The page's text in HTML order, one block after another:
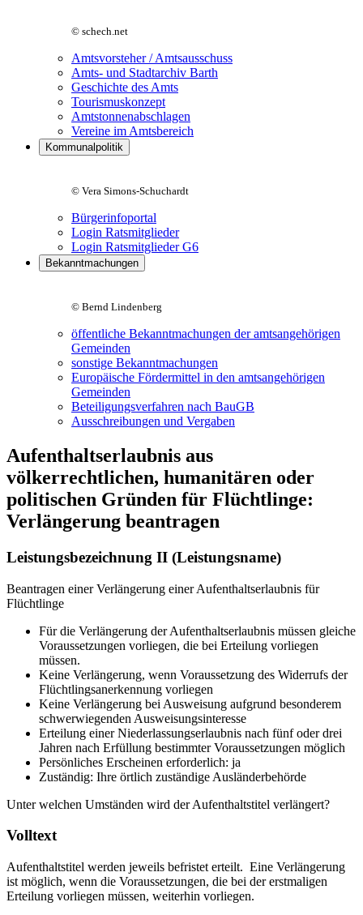
© schech.net
Amtsvorsteher / Amtsausschuss
Amts- und Stadtarchiv Barth
Geschichte des Amts
Tourismuskonzept
Amtstonnenabschlagen
Vereine im Amtsbereich
Kommunalpolitik
© Vera Simons-Schuchardt
Bürgerinfoportal
Login Ratsmitglieder
Login Ratsmitglieder G6
Bekanntmachungen
© Bernd Lindenberg
öffentliche Bekanntmachungen der amtsangehörigen
Gemeinden
sonstige Bekanntmachungen
Europäische Fördermittel in den amtsangehörigen
Gemeinden
Beteiligungsverfahren nach BauGB
Ausschreibungen und Vergaben
Aufenthaltserlaubnis aus
völkerrechtlichen, humanitären oder
politischen Gründen für Flüchtlinge:
Verlängerung beantragen
Leistungsbezeichnung II (Leistungsname)
Beantragen einer Verlängerung einer Aufenthaltserlaubnis für
Flüchtlinge
Für die Verlängerung der Aufenthaltserlaubnis müssen gleiche
Voraussetzungen vorliegen, die bei Erteilung vorliegen
müssen.
Keine Verlängerung, wenn Voraussetzung des Widerrufs der
Flüchtlingsanerkennung vorliegen
Keine Verlängerung bei Ausweisung aufgrund besonderem
schwerwiegenden Ausweisungsinteresse
Erteilung einer Niederlassungserlaubnis nach fünf oder drei
Jahren nach Erfüllung bestimmter Voraussetzungen möglich
Persönliches Erscheinen erforderlich: ja
Zuständig: Ihre örtlich zuständige Ausländerbehörde
Unter welchen Umständen wird der Aufenthaltstitel verlängert?
Volltext
Aufenthaltstitel werden jeweils befristet erteilt. Eine Verlängerung
ist möglich, wenn die Voraussetzungen, die bei der erstmaligen
Erteilung vorliegen müssen, weiterhin vorliegen.